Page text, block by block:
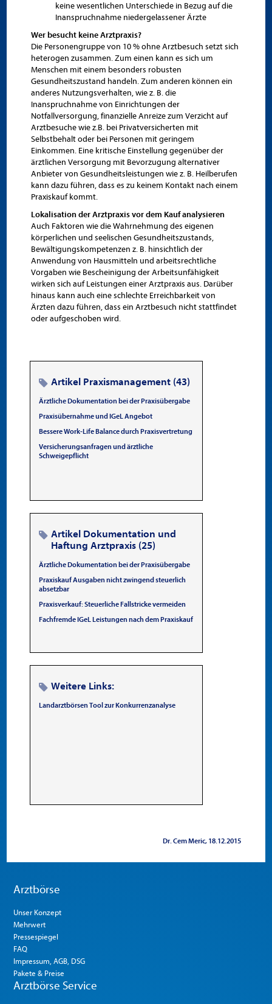
keine wesentlichen Unterschiede in Bezug auf die
Inanspruchnahme niedergelassener Ärzte
Wer besucht keine Arztpraxis?
Die Personengruppe von 10 % ohne Arztbesuch setzt sich
heterogen zusammen. Zum einen kann es sich um
Menschen mit einem besonders robusten
Gesundheitszustand handeln. Zum anderen können ein
anderes Nutzungsverhalten, wie z. B. die
Inanspruchnahme von Einrichtungen der
Notfallversorgung, finanzielle Anreize zum Verzicht auf
Arztbesuche wie z.B. bei Privatversicherten mit
Selbstbehalt oder bei Personen mit geringem
Einkommen. Eine kritische Einstellung gegenüber der
ärztlichen Versorgung mit Bevorzugung alternativer
Anbieter von Gesundheitsleistungen wie z. B. Heilberufen
kann dazu führen, dass es zu keinem Kontakt nach einem
Praxiskauf kommt.
Lokalisation der Arztpraxis vor dem Kauf analysieren
Auch Faktoren wie die Wahrnehmung des eigenen
körperlichen und seelischen Gesundheitszustands,
Bewältigungskompetenzen z. B. hinsichtlich der
Anwendung von Hausmitteln und arbeitsrechtliche
Vorgaben wie Bescheinigung der Arbeitsunfähigkeit
wirken sich auf Leistungen einer Arztpraxis aus. Darüber
hinaus kann auch eine schlechte Erreichbarkeit von
Ärzten dazu führen, dass ein Arztbesuch nicht stattfindet
oder aufgeschoben wird.
Artikel Praxismanagement (43)
Ärztliche Dokumentation bei der Praxisübergabe
Praxisübernahme und IGeL Angebot
Bessere Work-Life Balance durch Praxisvertretung
Versicherungsanfragen und ärztliche
Schweigepflicht
Artikel Dokumentation und
Haftung Arztpraxis (25)
Ärztliche Dokumentation bei der Praxisübergabe
Praxiskauf Ausgaben nicht zwingend steuerlich
absetzbar
Praxisverkauf: Steuerliche Fallstricke vermeiden
Fachfremde IGeL Leistungen nach dem Praxiskauf
Weitere Links:
Landarztbörsen Tool zur Konkurrenzanalyse
Dr. Cem Meric 18.12.2015
Arztbörse
Unser Konzept
Mehrwert
Pressespiegel
FAQ
Impressum, AGB, DSG
Pakete & Preise
Arztbörse Service